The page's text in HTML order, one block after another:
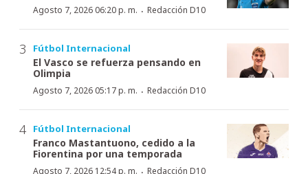
Agosto 7, 2026 06:20 p. m. · Redacción D10
Fútbol Internacional
El Vasco se refuerza pensando en
Olimpia
Agosto 7, 2026 05:17 p. m. · Redacción D10
Fútbol Internacional
Franco Mastantuono, cedido a la
Fiorentina por una temporada
Agosto 7, 2026 12:54 p. m. Redacción D10